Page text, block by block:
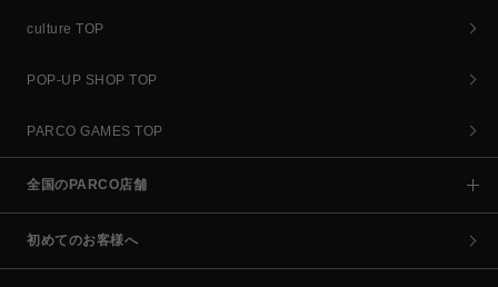
culture TOP
POP-UP SHOP TOP
PARCO GAMES TOP
全国のPARCO店舗
初めてのお客様へ